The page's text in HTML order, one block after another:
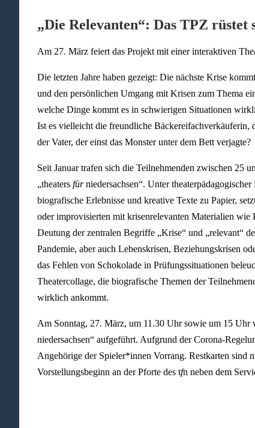
„Die Relevanten“: Das TPZ
Am 27. März feiert das Projekt mit einer interaktiven
Die letzten Jahre haben gezeigt: Die nächste Krise
und den persönlichen Umgang mit Krisen zum Thema
welche Dinge kommt es in schwierigen Situationen
Ist es vielleicht die freundliche Bäckereifachverkäuferin,
der Vater, der einst das Monster unter dem Bett verjagte?
Seit Januar trafen sich die Teilnehmenden zwischen 25
„theaters fürniedersachsen“. Unter
biografische Erlebnisse und kreative Texte zu Papier,
oder improvisierten mit krisenrelevanten Materialien
Deutung der zentralen Begriffe „Krise“ und „relevant“
Pandemie, aber auch Lebenskrisen, Beziehungskrisen
das Fehlen von Schokolade in Prüfungssituationen
Theatercollage, die biografische Themen der
wirklich ankommt.
Am Sonntag, 27. März, um 11.30 Uhr sowie um 15 Uhr
niedersachsen“ aufgeführt. Aufgrund der Corona-
Angehörige der Spieler*innen Vorrang. Restkarten
Vorstellungsbeginn an der Pforte des tfn neben dem